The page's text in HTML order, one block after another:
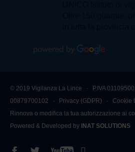
© 2019 Vigilanza La Lince ∙ P.IVA
00879700102 ∙
Privacy (GDPR) ∙ Cookie
Rinnova o modifica la tua autorizzazione ai
Powered & Developed by INAT SOLUTIONS